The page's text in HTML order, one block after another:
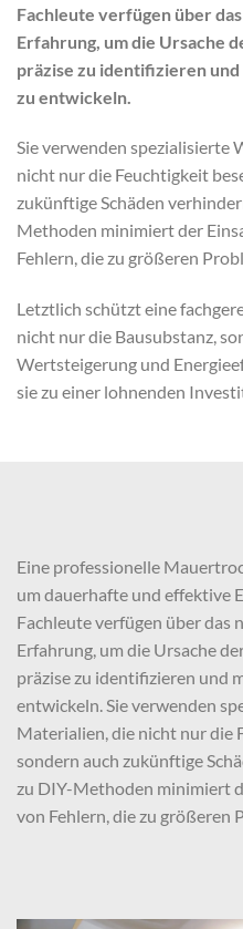
Fachleute verfügen über
Erfahrung, um die Ursache
präzise zu identifizieren
zu entwickeln.
Sie verwenden spezialisierte
nicht nur die Feuchtigkeit
zukünftige Schäden
Methoden minimiert der
Fehlern, die zu größeren
Letztlich schützt eine
nicht nur die Bausubstanz,
Wertsteigerung und
sie zu einer lohnenden
Eine professionelle
um dauerhafte und effektive
Fachleute verfügen über das
Erfahrung, um die Ursache
präzise zu identifizieren und
entwickeln. Sie verwenden
Materialien, die nicht nur die
sondern auch zukünftige
zu DIY-Methoden minimiert
von Fehlern, die zu größeren